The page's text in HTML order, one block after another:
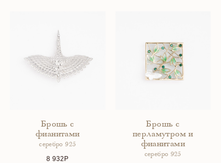
Брошь с
фианитами
серебро 925
8 932
Брошь с
перламутром и
фианитами
серебро 925